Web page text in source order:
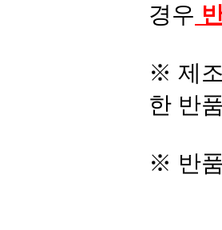
경우
※ 제
한 반
※ 반